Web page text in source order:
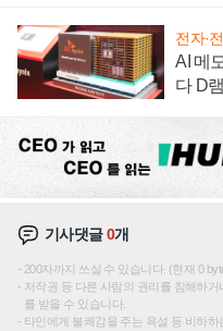
전자·
AI 메
다 D
기사댓글0개
200자까지 쓰실 수 있습니다. (현재 0
저작권 등 다른 사람의 권리를 침해하
를 받을 수 있습니다.
타인에게 불쾌감을 주는 욕설 등 비하